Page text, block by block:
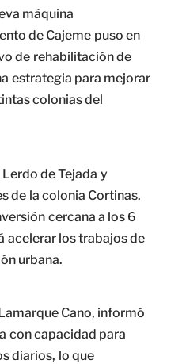
máquina
de Cajeme puso en
de rehabilitación de
estrategia para mejorar
colonias del
de Tejada y
de la colonia Cortinas.
cercana a los 6
acelerar los trabajos de
urbana.
Cano, informó
con capacidad para
diarios, lo que